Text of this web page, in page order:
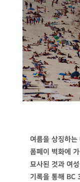
여름을 상징하
폼페이 벽화에
묘사된 것과 여
기록을 통해 BC